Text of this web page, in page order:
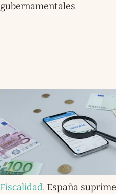
gubernamentales
Fiscalidad. España